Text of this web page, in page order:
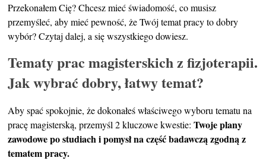
Przekonałem Cię? Chcesz mieć świadomość, co musisz
przemyśleć, aby mieć pewność, że Twój temat pracy to dobry
wybór? Czytaj dalej, a się wszystkiego dowiesz.
Tematy prac magisterskich z fizjoterapii.
Jak wybrać dobry, łatwy temat?
Aby spać spokojnie, że dokonałeś właściwego wyboru tematu na
pracę magisterską, przemyśl 2 kluczowe kwestie:Twoje plany
zawodowe po studiach i pomysł na część badawczą zgodną z
tematem pracy.